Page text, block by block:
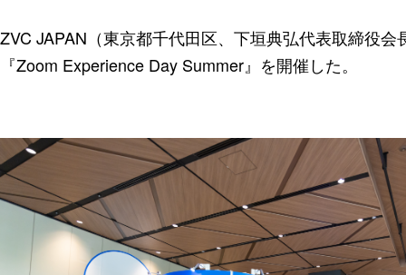
ZVC JAPAN（東京都千代田区、下垣典弘代表取締役
『Zoom Experience Day Summer』を開催した。